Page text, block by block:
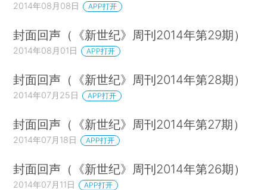
2014年08月08日 APP打开
封面回声（《新世纪》周刊2014年第29期）
2014年08月01日 APP打开
封面回声（《新世纪》周刊2014年第28期）
2014年07月25日 APP打开
封面回声（《新世纪》周刊2014年第27期）
2014年07月18日 APP打开
封面回声（《新世纪》周刊2014年第26期）
2014年07月11日 APP打开